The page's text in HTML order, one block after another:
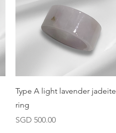
快速瀏覽
Type A light lavender jadeite
ring
價格
SGD 500.00